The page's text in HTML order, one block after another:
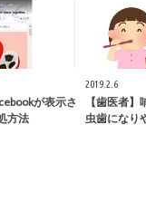
が表示さ
方法
2019.2.6
【歯医者
虫歯になり